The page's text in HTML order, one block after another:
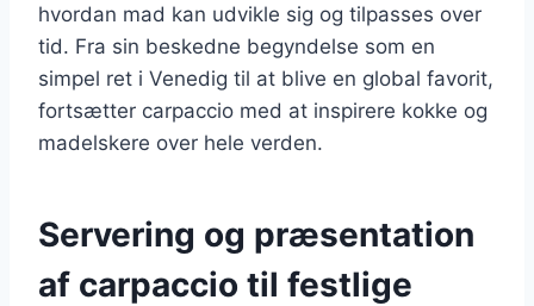
hvordan mad kan udvikle sig og tilpasses over
tid. Fra sin beskedne begyndelse som en
simpel ret i Venedig til at blive en global favorit,
fortsætter carpaccio med at inspirere kokke og
madelskere over hele verden.
Servering og præsentation
af carpaccio til festlige